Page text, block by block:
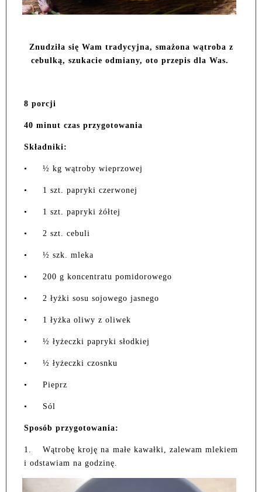
Znudziła się Wam tradycyjna, smażona wątroba z
cebulką, szukacie odmiany, oto przepis dla Was.
8 porcji
40 minut czas przygotowania
Składniki:
• ½ kg wątroby wieprzowej
• 1 szt. papryki czerwonej
• 1 szt. papryki żółtej
• 2 szt. cebuli
• ½ szk. mleka
• 200 g koncentratu pomidorowego
• 2 łyżki sosu sojowego jasnego
• 1 łyżka oliwy z oliwek
• ½ łyżeczki papryki słodkiej
• ½ łyżeczki czosnku
• Pieprz
• Sól
Sposób przygotowania:
1.
Wątrobę kroję na małe kawałki, zalewam mlekiem
i odstawiam na godzinę.